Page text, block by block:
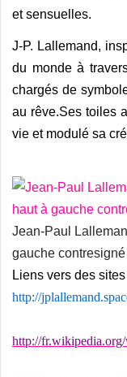
et sensuelles.
J-P. Lallemand,
du monde à
chargés de
au rêve.Ses toiles
vie et modulé sa
Jean-Paul
gauche
Liens vers des
http://
http://